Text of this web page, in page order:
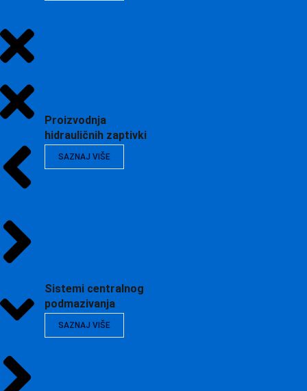
Proizvodnja
hidrauličnih zaptivki
SAZNAJ VIŠE
Sistemi centralnog
podmazivanja
SAZNAJ VIŠE